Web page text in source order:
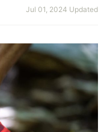
Jul 01, 2024 Updated